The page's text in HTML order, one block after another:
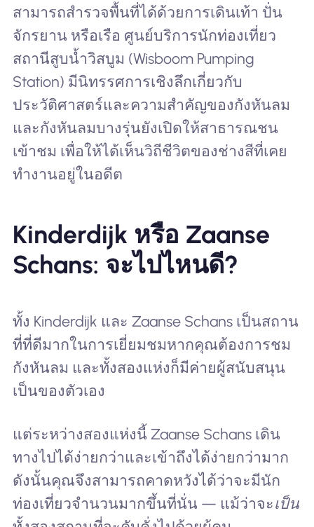
สามารถสำรวจพื้นที่ได้ด้วยการเดินเท้า ปั่น
จักรยาน หรือเรือ ศูนย์บริการนักท่องเที่ยว
สถานีสูบน้ำวิสบูม (Wisboom Pumping
Station) มีนิทรรศการเชิงลึกเกี่ยวกับ
ประวัติศาสตร์และความสำคัญของกังหันลม
และกังหันลมบางรุ่นยังเปิดให้สาธารณชน
เข้าชม เพื่อให้ได้เห็นวิถีชีวิตของช่างสีที่เคย
ทำงานอยู่ในอดีต
Kinderdijk หรือ Zaanse
Schans: จะไปไหนดี?
ทั้ง Kinderdijk และ Zaanse Schans เป็นสถาน
ที่ที่ดีมากในการเยี่ยมชมหากคุณต้องการชม
กังหันลม และทั้งสองแห่งก็มีค่ายผู้สนับสนุน
เป็นของตัวเอง
แต่ระหว่างสองแห่งนี้ Zaanse Schans เดิน
ทางไปได้ง่ายกว่าและเข้าถึงได้ง่ายกว่ามาก
ดังนั้นคุณจึงสามารถคาดหวังได้ว่าจะมีนัก
ท่องเที่ยวจำนวนมากขึ้นที่นั่น — แม้ว่าจะเป็น